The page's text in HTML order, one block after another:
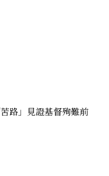
路」見證基督殉難前